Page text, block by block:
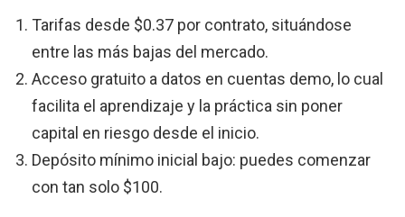
Tarifas desde $0.37 por contrato, situándose
entre las más bajas del mercado.
Acceso gratuito a datos en cuentas demo, lo cual
facilita el aprendizaje y la práctica sin poner
capital en riesgo desde el inicio.
Depósito mínimo inicial bajo: puedes comenzar
con tan solo $100.